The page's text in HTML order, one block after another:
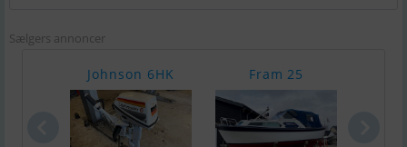
Sælgers annoncer
Johnson 6HK Fram 25